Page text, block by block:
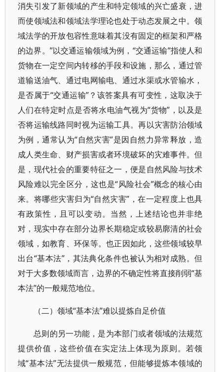
消失引发了新领域的产生和特定领域的兴亡盛衰，进
而使领域法和领域法学理论也处于动态发展之中。领
域法学的开放包容性意味着其没有固定的框架和严格
的边界。”以交通运输领域为例，“交通运输”指使人和
货物在一定空间内转移的手段和设施，那么，通过管
道输送油气、通过电网输电、通过水渠或水管输水，
是否属于“交通运输”？该答案具有可变性，这取决于
人们在特定时点是否将水电油气视为“货物”，以及是
否将运输线路同时视为运输工具。再以灾害防治领域
为例，通常认为“自然灾害”是因自然力异常释放，造
成人类生命、财产损害或者环境破坏的灾难事件。但
是，现代社会的重要特征之一，便是自然风险与技术
风险难以完全区分，这也是“风险社会”概念的核心由
来。将哪些灾害归为“自然灾害”，在一定程度上也具
有政策性，且可以变动。当然，上述结论也并非绝
对，现实中存在部分边界长期稳定或较易廓清的社会
领域，如教育、环保等。也正因如此，这些领域较早
出台“基本法”，其法典化条件也被认为相对成熟。但
对于大多数领域而言，边界的不确定性将直接削弱“基
本法”的一般规范地位。
（二）领域“基本法”难以提炼自足价值
总则的另一功能，是为本部门或者领域的法规范
提供价值，这些价值在实定法上体现为原则。若领
域“基本法”无法提供一般规范，但能够提炼本领域的